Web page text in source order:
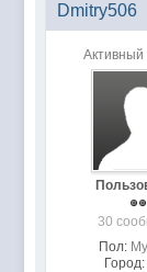
Dmitry506
Активный
30
Пол:
Город: